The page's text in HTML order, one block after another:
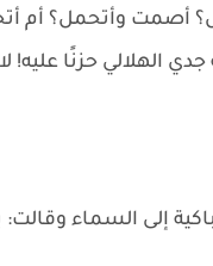
أصمت وأتحمل؟ أم
الهلالي حزنًا عليه!
إلى السماء